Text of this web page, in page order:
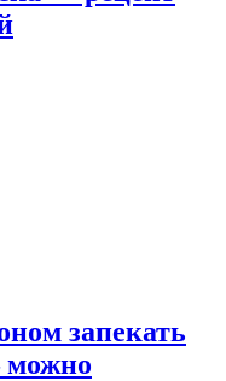
запекать
можно